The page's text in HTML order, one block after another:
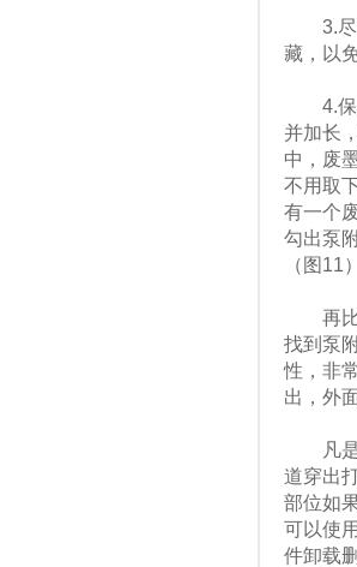
3.尽早
藏，以
4.保修
并加长
中，废
不用取
有一个
勾出泵
（图11
再比
找到泵
性，非
出，外
凡是
道穿出
部位如
可以使
件卸载